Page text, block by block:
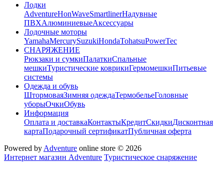
Лодки
AdventureHonWaveSmartlinerНадувные
ПВХАлюминиевыеАксессуары
Лодочные моторы
YamahaMercurySuzukiHondaTohatsuPowerTec
СНАРЯЖЕНИЕ
Рюкзаки и сумкиПалаткиСпальные
мешкиТуристические коврикиГермомешкиПитьевые
системы
Одежда и обувь
ШтормоваяЗимняя одеждаТермобельеГоловные
уборыОчкиОбувь
Информация
Оплата и доставкаКонтактыКредитСкидкиДисконтная
картаПодарочный сертификатПубличная оферта
Powered by Adventure online store © 2026
Интернет магазин Adventure Туристическое снаряжение